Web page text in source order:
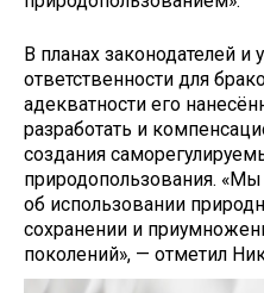
В планах законодателей и
ответственности для
адекватности его
разработать и
создания
природопользования.
об использовании
сохранении и
поколений», — отметил